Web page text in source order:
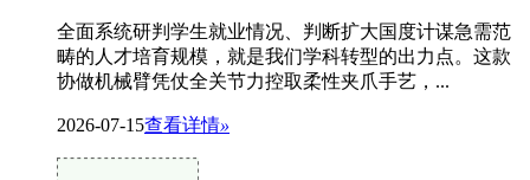
全面系统研判学生就业情况、判断扩大国度计谋急需范
畴的人才培育规模，就是我们学科转型的出力点。这款
协做机械臂凭仗全关节力控取柔性夹爪手艺，...
2026-07-15查看详情»